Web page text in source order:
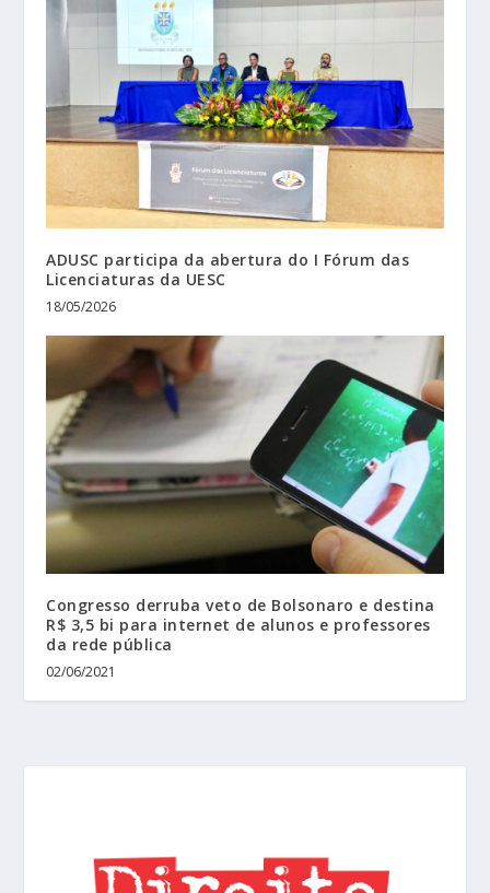
ADUSC participa da abertura do I Fórum das
Licenciaturas da UESC
18/05/2026
Congresso derruba veto de Bolsonaro e destina
R$ 3,5 bi para internet de alunos e professores
da rede pública
02/06/2021